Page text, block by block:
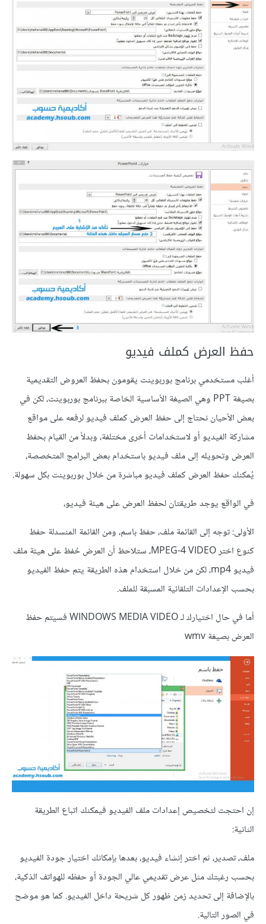
حفظ العرض كملف فيديو
أغلب مستخدمي برنامج بوربوينت يقومون بحفظ العروض التقديمية
بصيغة PPT وهي الصيغة الأساسية الخاصة ببرنامج بوربوينت، لكن في
بعض الأحيان نحتاج إلى حفظ العرض كملف فيديو لرفعه على مواقع
مشاركة الفيديو أو لاستخدامات أخرى مختلفة، وبدلاً من القيام بحفظ
العرض وتحويله إلى ملف فيديو باستخدام بعض البرامج المتخصصة،
يُمكنك حفظ العرض كملف فيديو مباشرة من خلال بوربوينت بكل سهولة.
في الواقع يوجد طريقتان لحفظ العرض على هيئة فيديو،
الأولى: توجه إلى القائمة ملف، حفظ باسم، ومن القائمة المنسدلة حفظ
كنوع اختر MPEG-4 VIDEO، ستلاحظ أن العرض حُفظ على هيئة ملف
فيديو mp4، لكن من خلال استخدام هذه الطريقة يتم حفظ الفيديو
بحسب الإعدادات التلقائية المسبقة للملف.
أما في حال اختيارك لـ WINDOWS MEDIA VIDEO فسيتم حفظ
العرض بصيغة wmv
إن احتجت لتخصيص إعدادات ملف الفيديو فيمكنك اتباع الطريقة
الثانية:
ملف، تصدير، ثم اختر إنشاء فيديو، بعدها بإمكانك اختيار جودة الفيديو
بحسب رغبتك مثل عرض تقديمي عالي الجودة أو حفظه للهواتف الذكية،
بالإضافة إلى تحديد زمن ظهور كل شريحة داخل الفيديو. كما هو موضح
في الصور التالية.